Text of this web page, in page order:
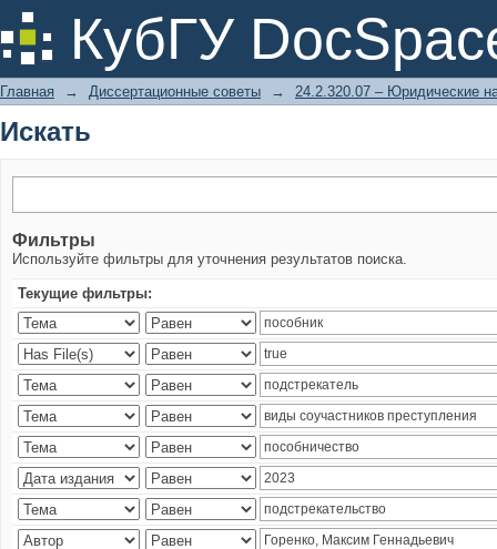
КубГУ
Искать
Главная → Диссертационные советы → 24.2.320.07 – Юридические
Искать
Фильтры
Используйте фильтры для уточнения результатов поиска.
Текущие фильтры: